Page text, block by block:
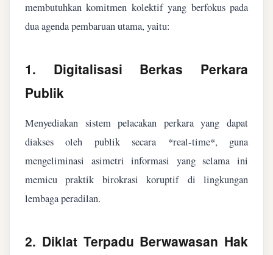
membutuhkan komitmen kolektif yang berfokus pada
dua agenda pembaruan utama, yaitu:
1. Digitalisasi Berkas Perkara
Publik
Menyediakan sistem pelacakan perkara yang dapat
diakses oleh publik secara *real-time*, guna
mengeliminasi asimetri informasi yang selama ini
memicu praktik birokrasi koruptif di lingkungan
lembaga peradilan.
2. Diklat Terpadu Berwawasan Hak